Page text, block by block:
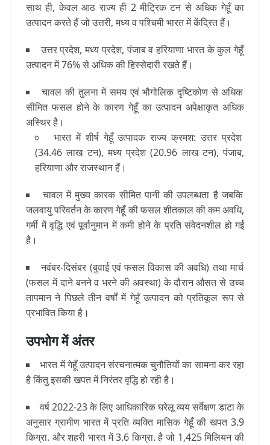
साथ ही, केवल आठ राज्य ही 2 मीट्रिक टन से अधिक गेहूँ का
उत्पादन करते हैं जो उत्तरी, मध्य व पश्चिमी भारत में केंद्रित हैं।
उत्तर प्रदेश, मध्य प्रदेश, पंजाब व हरियाणा भारत के कुल गेहूँ
उत्पादन में 76% से अधिक की हिस्सेदारी रखते हैं।
चावल की तुलना में समय एवं भौगोलिक दृष्टिकोण से अधिक
सीमित फसल होने के कारण गेहूँ का उत्पादन अपेक्षाकृत अधिक
अस्थिर है।
भारत में शीर्ष गेहूँ उत्पादक राज्य क्रमश: उत्तर प्रदेश
(34.46 लाख टन), मध्य प्रदेश (20.96 लाख टन), पंजाब,
हरियाणा और राजस्थान हैं।
चावल में मुख्य कारक सीमित पानी की उपलब्धता है जबकि
जलवायु परिवर्तन के कारण गेहूँ की फसल शीतकाल की कम अवधि,
गर्मी में वृद्धि एवं पूर्वानुमान में कमी होने के प्रति संवेदनशील हो गई
है।
नवंबर-दिसंबर (बुवाई एवं फसल विकास की अवधि) तथा मार्च
(फसल में दाने बनने व भरने की अवस्था) के दौरान औसत से उच्च
तापमान ने पिछले तीन वर्षों में गेहूँ उत्पादन को प्रतिकूल रूप से
प्रभावित किया है।
उपभोग में अंतर
भारत में गेहूँ उत्पादन संरचनात्मक चुनौतियों का सामना कर रहा
है किंतु इसकी खपत में निरंतर वृद्धि हो रही है।
वर्ष 2022-23 के लिए आधिकारिक घरेलू व्यय सर्वेक्षण डाटा के
अनुसार ग्रामीण भारत में प्रति व्यक्ति मासिक गेहूँ की खपत 3.9
किग्रा. और शहरी भारत में 3.6 किग्रा. है जो 1,425 मिलियन की